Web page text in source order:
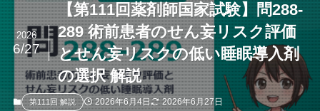
【第111回薬剤師国家試験】問288-
289 術前患者のせん妄リスク評価
とせん妄リスクの低い睡眠導入剤
の選択 解説
2026
6/27
第111回 解説 2026年6月4日 2026年6月27日